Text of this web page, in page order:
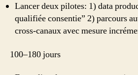
Lancer deux pilotes: 1) data
qualifiée consentie” 2) parcours
cross‑canaux avec mesure
100–180 jours